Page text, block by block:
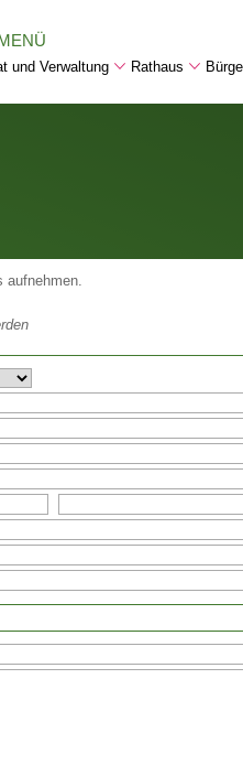
und Verwaltung Rathaus